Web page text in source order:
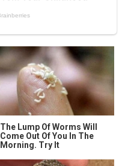
The Lump Of Worms Will
Come Out Of You In The
Morning. Try It